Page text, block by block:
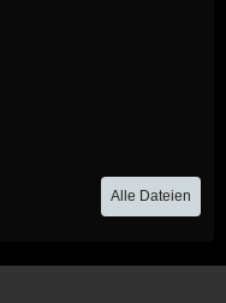
Alle Dateien